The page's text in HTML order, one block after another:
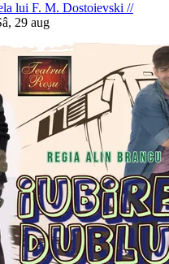
lui F. M. Dostoievski //
29 aug